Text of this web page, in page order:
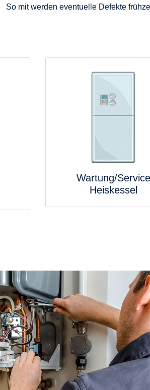
So mit werden eventuelle Defekte
Wartung/Service
Heiskessel